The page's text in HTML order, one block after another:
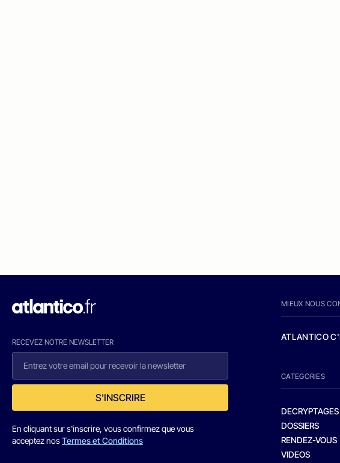
RECEVEZ NOTRE NEWSLETTER
S'INSCRIRE
En cliquant sur s'inscrire, vous confirmez que vous
acceptez nosTermes et Conditions
MIEUX NOUS
ATLANTICO
CATEGORIES
DECRYPTAGES
DOSSIERS
RENDEZ-VOUS
VIDEOS